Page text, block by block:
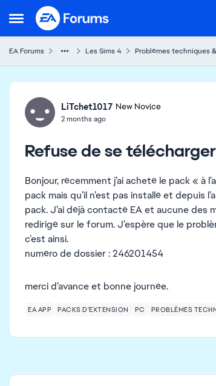
Open Side Menu
Skip to content
EA Forums Les Sims 4 Problèmes techniques
Forum Discussion
LiTchet1017 New Novice
2 months ago
Refuse de se télécharger
Bonjour, récemment j’ai acheté le pack « à
pack mais qu’il n’est pas installé et depuis
pack. J’ai déjà contacté EA et aucune des
redirigé sur le forum. J’espère que le
c’est ainsi.
numéro de dossier : 246201454
merci d’avance et bonne journée.
EA APP PACKS D’EXTENSION PC PROBLÈMES